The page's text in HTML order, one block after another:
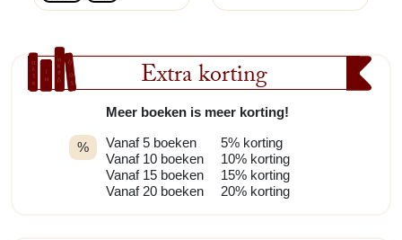
Extra korting
%
Meer boeken is meer korting!
Vanaf 5 boeken
Vanaf 10 boeken
Vanaf 15 boeken
Vanaf 20 boeken
5% korting
10% korting
15% korting
20% korting